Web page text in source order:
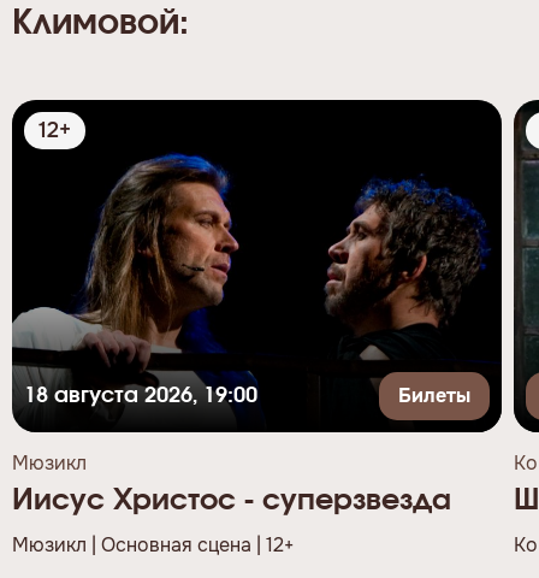
Климовой:
12+
18 августа 2026, 19:00 Билеты
Мюзикл
Иисус Христос - суперзвезда
Мюзикл | Основная сцена | 12+